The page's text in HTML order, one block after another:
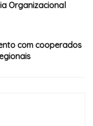
Organizacional
com cooperados